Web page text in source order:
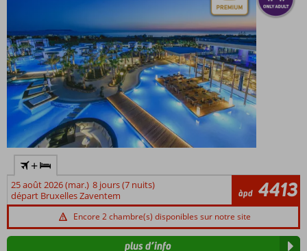
Demi-
pension
également
possible
+
25 août 2026 (mar.) 8 jours (7 nuits)
départ Bruxelles Zaventem
àpd 4413
Encore 2 chambre(s) disponibles sur notre site
plus d’info